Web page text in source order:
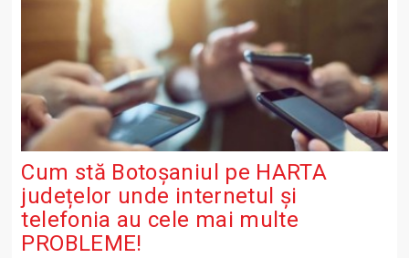
Cum stă Botoșaniul pe HARTA
județelor unde internetul și
telefonia au cele mai multe
PROBLEME!